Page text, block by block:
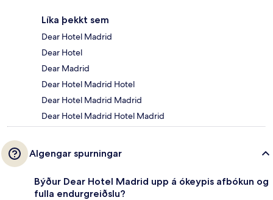
Líka þekkt sem
Dear Hotel Madrid
Dear Hotel
Dear Madrid
Dear Hotel Madrid Hotel
Dear Hotel Madrid Madrid
Dear Hotel Madrid Hotel Madrid
Algengar spurningar
Býður Dear Hotel Madrid upp á ókeypis afbókun og
fulla endurgreiðslu?